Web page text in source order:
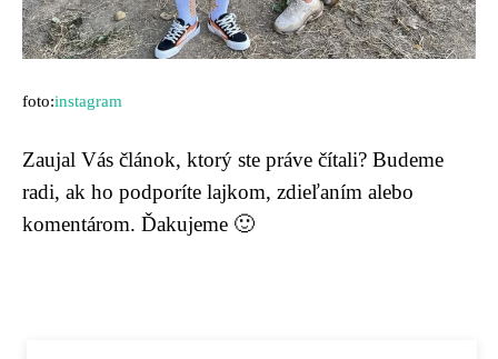
foto:instagram
Zaujal Vás článok, ktorý ste práve čítali? Budeme
radi, ak ho podporíte lajkom, zdieľaním alebo
komentárom. Ďakujeme 🙂